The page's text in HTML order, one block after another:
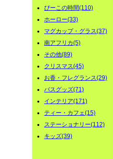
ぴーこの時間(110)
ホーロー(33)
マグカップ・グラス(37)
南アフリカ(5)
その他(89)
クリスマス(45)
お香・フレグランス(29)
バスグッズ(71)
インテリア(171)
ティー・カフェ(15)
ステーショナリー(112)
キッズ(39)